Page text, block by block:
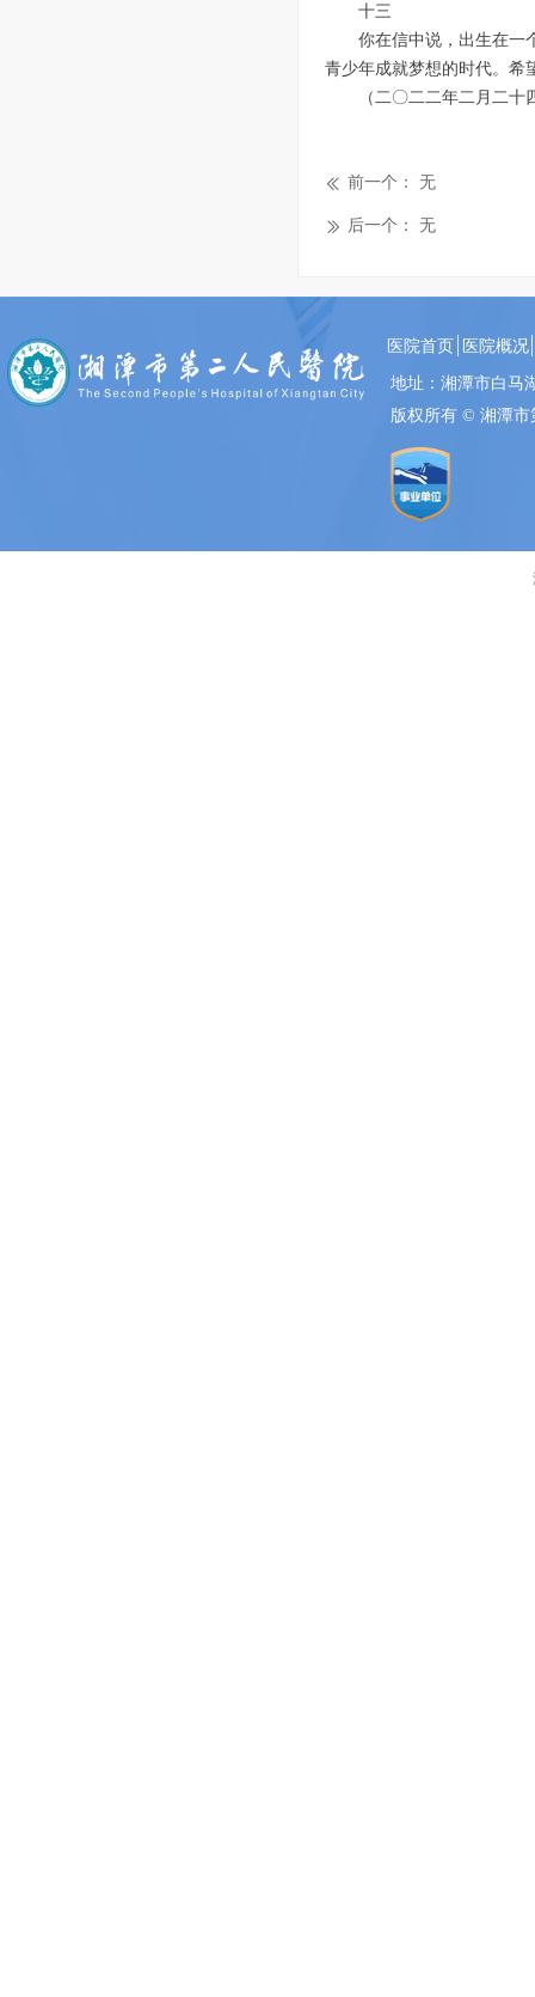
十三
你在信中说，出生在一
青少年成就梦想的时代。希
（二〇二二年二月二
ꅃ 前一个： 无
ꅀ 后一个： 无
地址：湘潭市白
版权所有 © 湘潭市
医院首页 医院概况